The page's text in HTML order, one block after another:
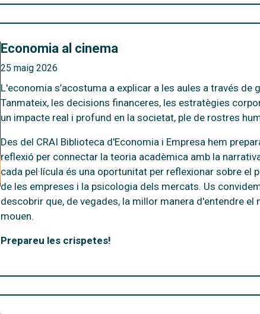
Economia al cinema
25 maig 2026
L'economia s’acostuma a explicar a les aules a través
Tanmateix, les decisions financeres, les estratègies
un impacte real i profund en la societat, ple de rostres
Des del CRAI Biblioteca d'Economia i Empresa hem
reflexió per connectar la teoria acadèmica amb la
cada pel·lícula és una oportunitat per reflexionar sobre el
de les empreses i la psicologia dels mercats. Us
descobrir que, de vegades, la millor manera d'entendre
mouen.
Prepareu les crispetes!